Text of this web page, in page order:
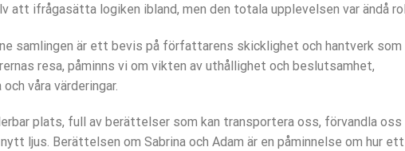
att ifrågasätta logiken ibland, men den totala upplevelsen var ändå
samlingen är ett bevis på författarens skicklighet och hantverk som
resa, påminns vi om vikten av uthållighet och beslutsamhet,
våra värderingar.
plats, full av berättelser som kan transportera oss, förvandla oss
ljus. Berättelsen om Sabrina och Adam är en påminnelse om hur ett